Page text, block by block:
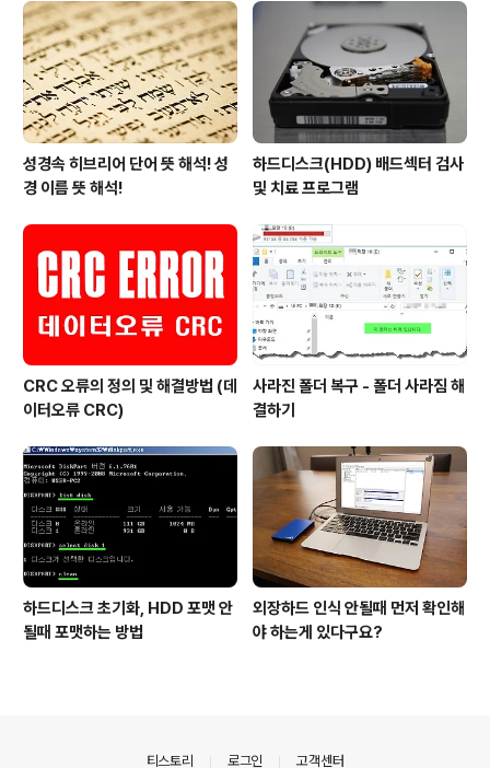
성경속 히브리어 단어 뜻 해석! 성
경 이름 뜻 해석!
하드디스크(HDD) 배드섹터 검사
및 치료 프로그램
CRC 오류의 정의 및 해결방법 (데
이터오류 CRC)
사라진 폴더 복구 - 폴더 사라짐 해
결하기
하드디스크 초기화, HDD 포맷 안
될때 포맷하는 방법
외장하드 인식 안될때 먼저 확인해
야 하는게 있다구요?
티스토리 로그인 고객센터